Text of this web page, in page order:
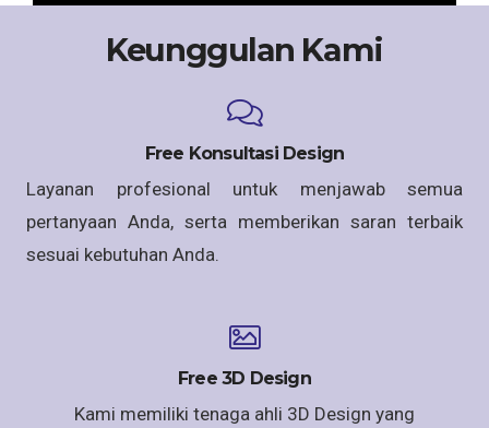
Keunggulan Kami
Free Konsultasi Design
Layanan profesional untuk menjawab semua
pertanyaan Anda, serta memberikan saran terbaik
sesuai kebutuhan Anda.
Free 3D Design
Kami memiliki tenaga ahli 3D Design yang